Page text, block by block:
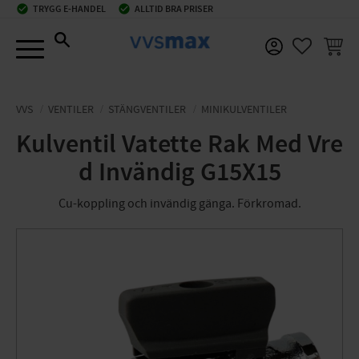
check_circle TRYGG E-HANDEL check_circle ALLTID BRA PRISER
VVS VENTILER STÄNGVENTILER MINIKULVENTILER
Kulventil Vatette Rak Med Vre
d Invändig G15X15
Cu-koppling och invändig gänga. Förkromad.